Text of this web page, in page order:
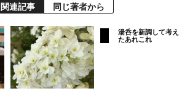
関連記事 同じ著者から
湯呑を新調して考え
たあれこれ